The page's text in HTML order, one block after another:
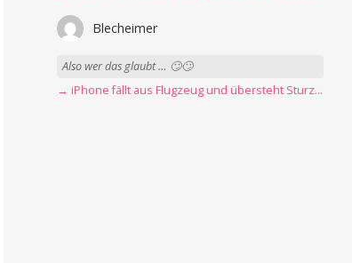
Blecheimer
Also wer das glaubt … 🙄🙄
→ iPhone fällt aus Flugzeug und übersteht Sturz unbeschadet